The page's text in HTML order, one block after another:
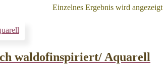
Einzelnes Ergebnis wird angezeigt
waldofinspiriert/ Aquarell